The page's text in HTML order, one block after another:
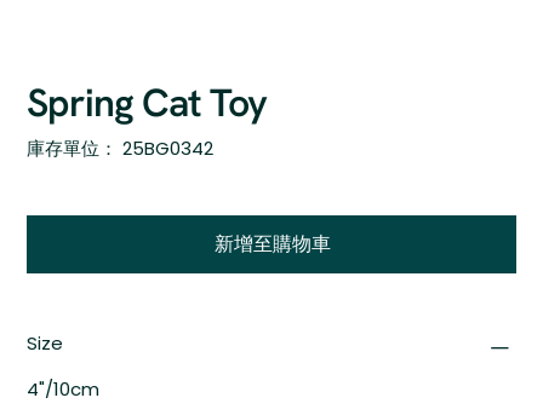
Spring Cat Toy
庫存單位：
SKU
25BG0342
25BG0342
新增至購物車
Size
4"/10cm